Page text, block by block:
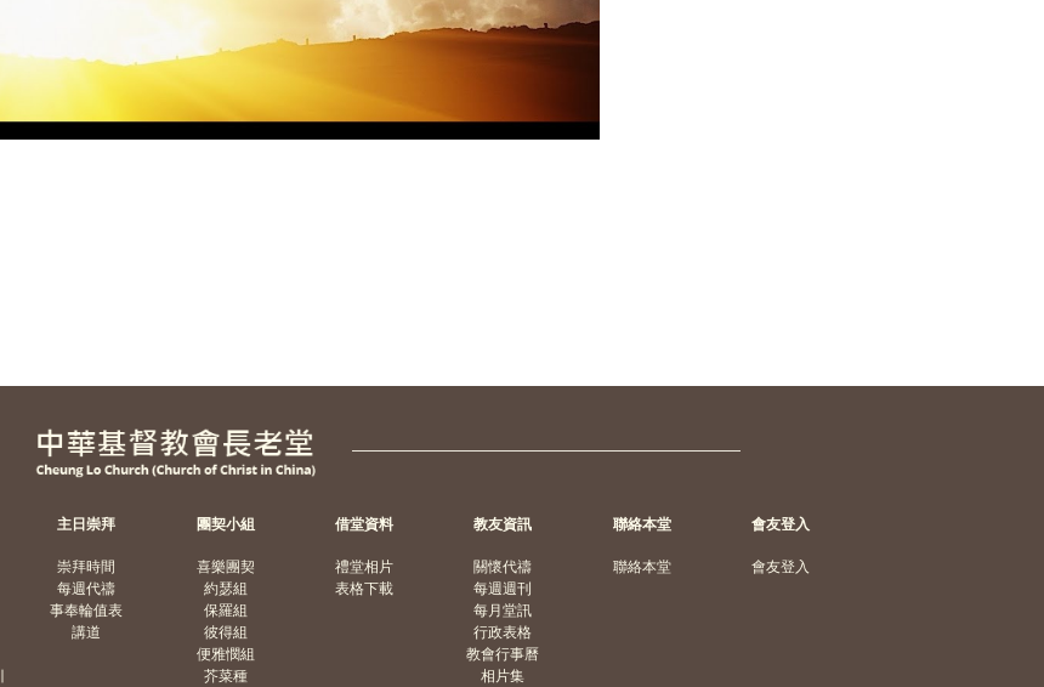
主日崇拜
崇拜時間
每週代禱
事奉輪值表
講道
團契小組
喜樂團契
約瑟組
保羅組
彼得組
便雅憫組
芥菜種
借堂資料
禮堂相片
表格下載
教友資訊
關懷代禱
每週週刊
每月堂訊
行政表格
教會行事曆
相片集
聯絡本堂
聯絡本堂
會友登入
會友登入